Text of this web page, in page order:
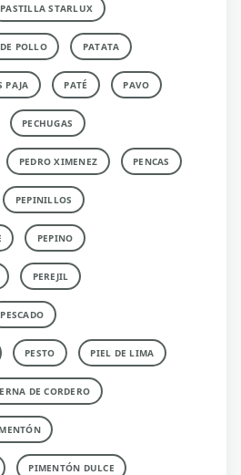
PASTILLA STARLUX
POLLO PATATA
PAJA PATÉ PAVO
PECHUGAS
PEDRO XIMENEZ PENCAS
PEPINILLOS
PEPINO
PEREJIL
PESCADO
PESTO PIEL DE LIMA
DE CORDERO
PIMENTÓN DULCE